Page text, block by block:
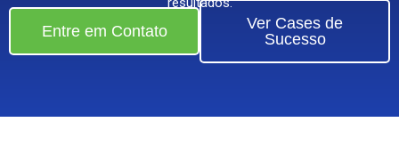
Entre em Contato
Ver Cases de
Sucesso